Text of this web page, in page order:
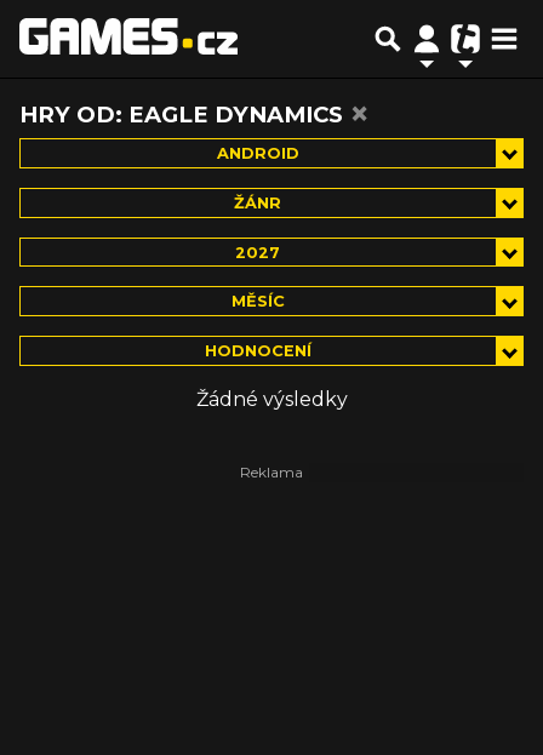
HRY OD: EAGLE DYNAMICS ×
ANDROID
ŽÁNR
2027
MĚSÍC
HODNOCENÍ
Žádné výsledky